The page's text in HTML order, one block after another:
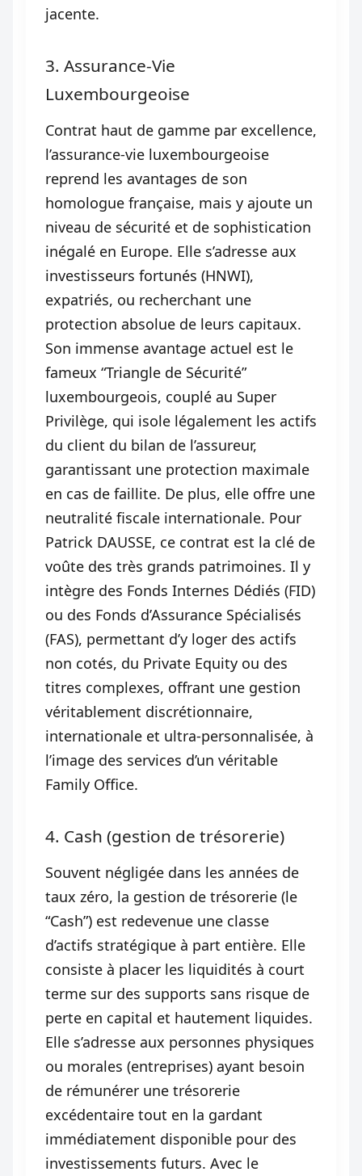
jacente.
3. Assurance-Vie
Luxembourgeoise
Contrat haut de gamme par excellence,
l’assurance-vie luxembourgeoise
reprend les avantages de son
homologue française, mais y ajoute un
niveau de sécurité et de sophistication
inégalé en Europe. Elle s’adresse aux
investisseurs fortunés (HNWI),
expatriés, ou recherchant une
protection absolue de leurs capitaux.
Son immense avantage actuel est le
fameux “Triangle de Sécurité”
luxembourgeois, couplé au Super
Privilège, qui isole légalement les actifs
du client du bilan de l’assureur,
garantissant une protection maximale
en cas de faillite. De plus, elle offre une
neutralité fiscale internationale. Pour
Patrick DAUSSE, ce contrat est la clé de
voûte des très grands patrimoines. Il y
intègre des Fonds Internes Dédiés (FID)
ou des Fonds d’Assurance Spécialisés
(FAS), permettant d’y loger des actifs
non cotés, du Private Equity ou des
titres complexes, offrant une gestion
véritablement discrétionnaire,
internationale et ultra-personnalisée, à
l’image des services d’un véritable
Family Office.
4. Cash (gestion de trésorerie)
Souvent négligée dans les années de
taux zéro, la gestion de trésorerie (le
“Cash”) est redevenue une classe
d’actifs stratégique à part entière. Elle
consiste à placer les liquidités à court
terme sur des supports sans risque de
perte en capital et hautement liquides.
Elle s’adresse aux personnes physiques
ou morales (entreprises) ayant besoin
de rémunérer une trésorerie
excédentaire tout en la gardant
immédiatement disponible pour des
investissements futurs. Avec le